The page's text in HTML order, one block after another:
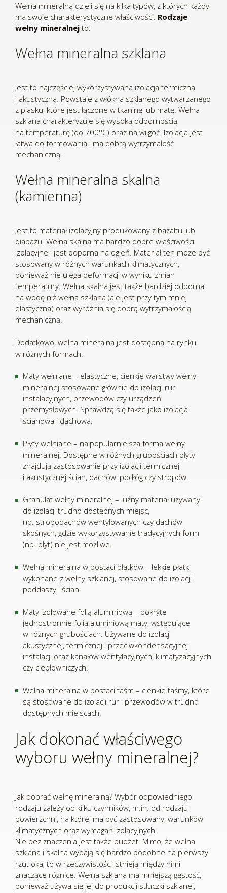
Wełna mineralna dzieli się na kilka typów, z których każdy
ma swoje charakterystyczne właściwości. Rodzaje
wełny mineralnej to:
Wełna mineralna szklana
Jest to najczęściej wykorzystywana izolacja termiczna
i akustyczna. Powstaje z włókna szklanego wytwarzanego
z piasku, które jest łączone w tkaninę lub matę. Wełna
szklana charakteryzuje się wysoką odpornością
na temperaturę (do 700°C) oraz na wilgoć. Izolacja jest
łatwa do formowania i ma dobrą wytrzymałość
mechaniczną.
Wełna mineralna skalna
(kamienna)
Jest to materiał izolacyjny produkowany z bazaltu lub
diabazu. Wełna skalna ma bardzo dobre właściwości
izolacyjne i jest odporna na ogień. Materiał ten może być
stosowany w różnych warunkach klimatycznych,
ponieważ nie ulega deformacji w wyniku zmian
temperatury. Wełna skalna jest także bardziej odporna
na wodę niż wełna szklana (ale jest przy tym mniej
elastyczna) oraz wyróżnia się dobrą wytrzymałością
mechaniczną.
Dodatkowo, wełna mineralna jest dostępna na rynku
w różnych formach:
Maty wełniane – elastyczne, cienkie warstwy wełny
mineralnej stosowane głównie do izolacji rur
instalacyjnych, przewodów czy urządzeń
przemysłowych. Sprawdzą się także jako izolacja
ścianowa i dachowa.
Płyty wełniane – najpopularniejsza forma wełny
mineralnej. Dostępne w różnych grubościach płyty
znajdują zastosowanie przy izolacji termicznej
i akustycznej ścian, dachów, podłóg czy stropów.
Granulat wełny mineralnej – luźny materiał używany
do izolacji trudno dostępnych miejsc,
np. stropodachów wentylowanych czy dachów
skośnych, gdzie wykorzystywanie tradycyjnych form
(np. płyt) nie jest możliwe.
Wełna mineralna w postaci płatków – lekkie płatki
wykonane z wełny szklanej, stosowane do izolacji
poddaszy i ścian.
Maty izolowane folią aluminiową – pokryte
jednostronnie folią aluminiową maty, wstępujące
w różnych grubościach. Używane do izolacji
akustycznej, termicznej i przeciwkondensacyjnej
instalacji oraz kanałów wentylacyjnych, klimatyzacyjnych
czy ciepłowniczych.
Wełna mineralna w postaci taśm – cienkie taśmy, które
są stosowane do izolacji rur i przewodów w trudno
dostępnych miejscach.
Jak dokonać właściwego
wyboru wełny mineralnej?
Jak dobrać wełnę mineralną? Wybór odpowiedniego
rodzaju zależy od kilku czynników, m.in. od rodzaju
powierzchni, na której ma być zastosowany, warunków
klimatycznych oraz wymagań izolacyjnych.
Nie bez znaczenia jest także budżet. Mimo, że wełna
szklana i skalna wydają się bardzo podobne na pierwszy
rzut oka, to w rzeczywistości istnieją między nimi
znaczące różnice. Wełna szklana ma mniejszą gęstość,
ponieważ używa się jej do produkcji stłuczki szklanej,